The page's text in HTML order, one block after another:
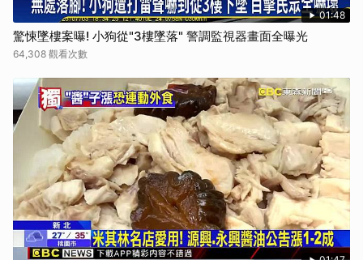
01:48
驚悚墜樓案曝! 小狗從"3樓墜落" 警調監視器畫面全曝光
64,308 觀看次數